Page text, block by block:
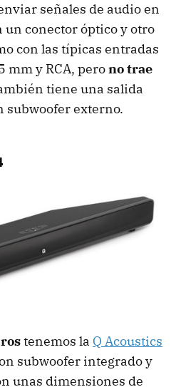
señales de audio en
conector óptico y otro
con las típicas entradas
mm y RCA, perono trae
tiene una salida
subwoofer externo.
tenemos la Q Acoustics
subwoofer integrado y
unas dimensiones de